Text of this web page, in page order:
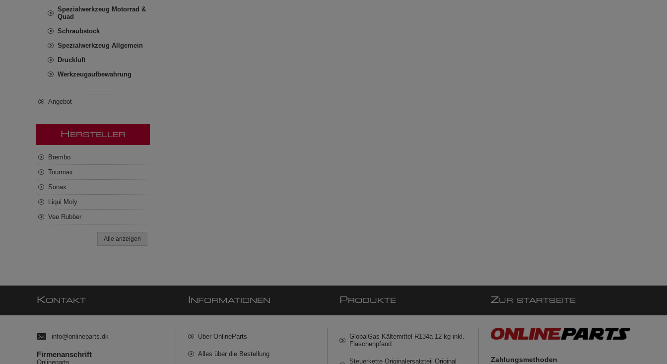
Spezialwerkzeug Motorrad &
Quad
Schraubstock
Spezialwerkzeug Allgemein
Druckluft
Werkzeugaufbewahrung
Angebot
H ERSTELLER
Brembo
Tourmax
Sonax
Liqui Moly
Vee Rubber
Alle anzeigen
KONTAKT
info@onlineparts.dk
Firmenanschrift
Onlineparts
NFORMATIONEN
Über OnlineParts
Alles über die Bestellung
P RODUKTE
GlobalGas Kältemittel R134a 12 kg inkl.
Flaschenpfand
Steuerkette Originalersatzteil Original
ZUR STARTSEITE
Zahlungsmethoden